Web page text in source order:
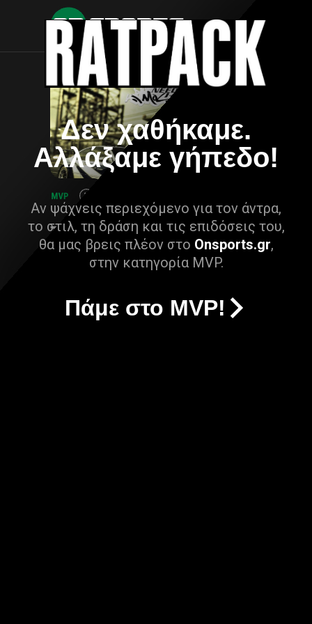
Δεν χαθήκαμε.
Αλλάξαμε γήπεδο!
Αν ψάχνεις περιεχόμενο για τον άντρα,
το στιλ, τη δράση και τις επιδόσεις του,
θα μας βρεις πλέον στο Onsports.gr,
στην κατηγορία MVP.
Πάμε στο MVP!